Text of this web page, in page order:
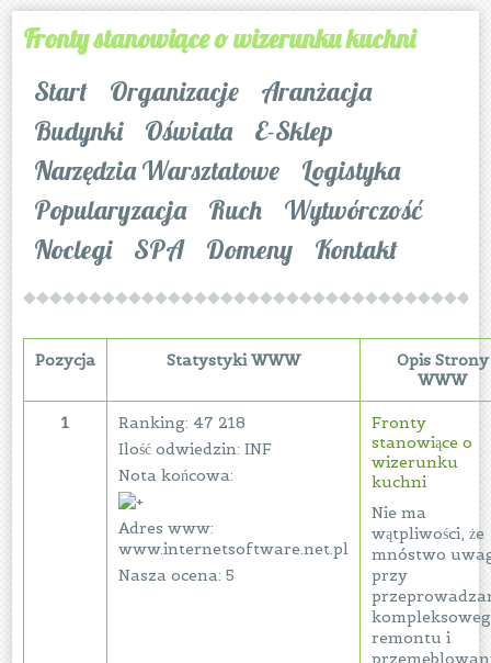
Fronty stanowiące o wizerunku kuchni
Start
Organizacje
Aranżacja
Budynki
Oświata
E-Sklep
Narzędzia Warsztatowe
Logistyka
Popularyzacja
Ruch
Wytwórczość
Noclegi
SPA Domeny Kontakt
Pozycja Statystyki WWW
Opis Strony
WWW
1
Ranking: 47 218
Ilość odwiedzin: INF
Nota końcowa:
Adres www:
www.internetsoftware.net.pl
Nasza ocena: 5
Fronty
stanowiące o
wizerunku
kuchni
Nie ma
wątpliwości, że
mnóstwo
przy
remontu i